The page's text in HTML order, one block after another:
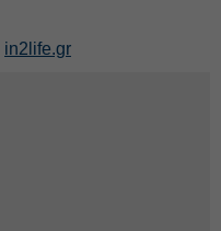
in2life.gr